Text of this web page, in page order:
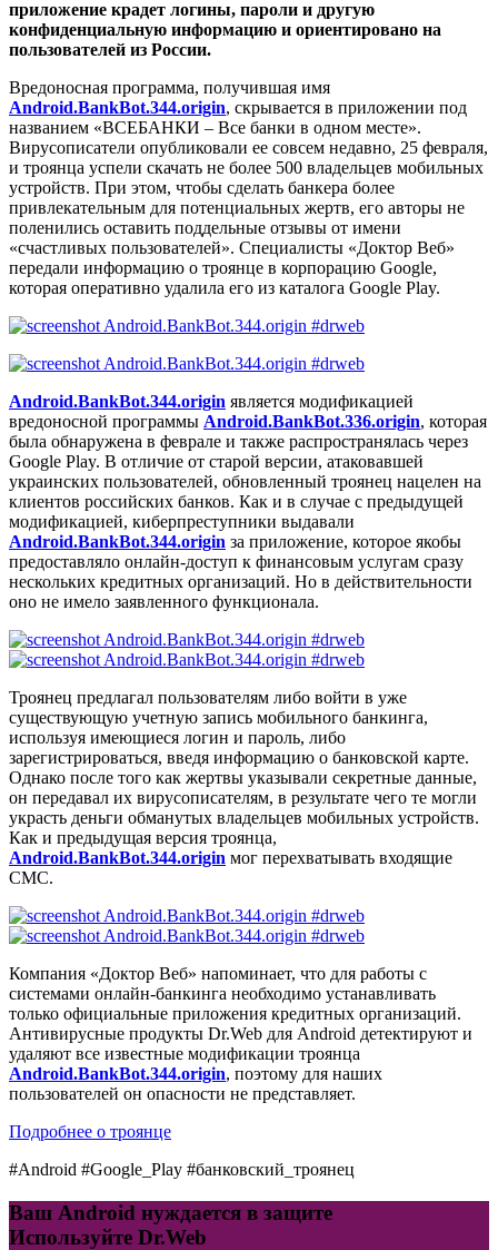
приложение крадет логины, пароли и другую
конфиденциальную информацию и ориентировано на
пользователей из России.
Вредоносная программа, получившая имя
Android.BankBot.344.origin, скрывается в приложении под
названием «ВСЕБАНКИ – Все банки в одном месте».
Вирусописатели опубликовали ее совсем недавно, 25 февраля,
и троянца успели скачать не более 500 владельцев мобильных
устройств. При этом, чтобы сделать банкера более
привлекательным для потенциальных жертв, его авторы не
поленились оставить поддельные отзывы от имени
«счастливых пользователей». Специалисты «Доктор Веб»
передали информацию о троянце в корпорацию Google,
которая оперативно удалила его из каталога Google Play.
Android.BankBot.344.origin является модификацией
вредоносной программы Android.BankBot.336.origin, которая
была обнаружена в феврале и также распространялась через
Google Play. В отличие от старой версии, атаковавшей
украинских пользователей, обновленный троянец нацелен на
клиентов российских банков. Как и в случае с предыдущей
модификацией, киберпреступники выдавали
Android.BankBot.344.origin за приложение, которое якобы
предоставляло онлайн-доступ к финансовым услугам сразу
нескольких кредитных организаций. Но в действительности
оно не имело заявленного функционала.
Троянец предлагал пользователям либо войти в уже
существующую учетную запись мобильного банкинга,
используя имеющиеся логин и пароль, либо
зарегистрироваться, введя информацию о банковской карте.
Однако после того как жертвы указывали секретные данные,
он передавал их вирусописателям, в результате чего те могли
украсть деньги обманутых владельцев мобильных устройств.
Как и предыдущая версия троянца,
Android.BankBot.344.origin мог перехватывать входящие
СМС.
Компания «Доктор Веб» напоминает, что для работы с
системами онлайн-банкинга необходимо устанавливать
только официальные приложения кредитных организаций.
Антивирусные продукты Dr.Web для Android детектируют и
удаляют все известные модификации троянца
Android.BankBot.344.origin, поэтому для наших
пользователей он опасности не представляет.
Подробнее о троянце
#Android #Google_Play #банковский_троянец
Ваш Android нуждается в защите
Используйте Dr.Web